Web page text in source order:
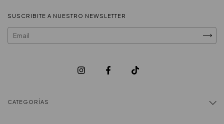
SUSCRIBITE A NUESTRO NEWSLETTER
CATEGORÍAS